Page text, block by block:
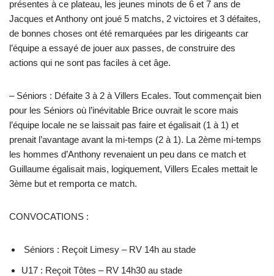
présentes à ce plateau, les jeunes minots de 6 et 7 ans de
Jacques et Anthony ont joué 5 matchs, 2 victoires et 3 défaites,
de bonnes choses ont été remarquées par les dirigeants car
l’équipe a essayé de jouer aux passes, de construire des
actions qui ne sont pas faciles à cet âge.
– Séniors : Défaite 3 à 2 à Villers Ecales. Tout commençait bien
pour les Séniors où l’inévitable Brice ouvrait le score mais
l’équipe locale ne se laissait pas faire et égalisait (1 à 1) et
prenait l’avantage avant la mi-temps (2 à 1). La 2ème mi-temps
les hommes d’Anthony revenaient un peu dans ce match et
Guillaume égalisait mais, logiquement, Villers Ecales mettait le
3ème but et remporta ce match.
CONVOCATIONS :
Séniors : Reçoit Limesy – RV 14h au stade
U17 : Reçoit Tôtes – RV 14h30 au stade